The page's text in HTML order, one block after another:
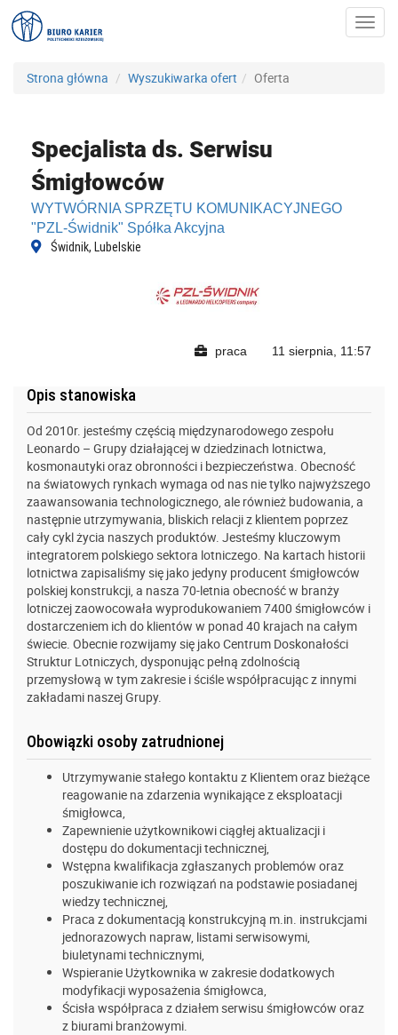
Strona główna Wyszukiwarka ofert Oferta
Specjalista ds. Serwisu
Śmigłowców
WYTWÓRNIA SPRZĘTU KOMUNIKACYJNEGO
"PZL-Świdnik" Spółka Akcyjna
Świdnik, Lubelskie
praca 11 sierpnia, 11:57
Opis stanowiska
Od 2010r. jesteśmy częścią międzynarodowego zespołu
Leonardo – Grupy działającej w dziedzinach lotnictwa,
kosmonautyki oraz obronności i bezpieczeństwa. Obecność
na światowych rynkach wymaga od nas nie tylko najwyższego
zaawansowania technologicznego, ale również budowania, a
następnie utrzymywania, bliskich relacji z klientem poprzez
cały cykl życia naszych produktów. Jesteśmy kluczowym
integratorem polskiego sektora lotniczego. Na kartach historii
lotnictwa zapisaliśmy się jako jedyny producent śmigłowców
polskiej konstrukcji, a nasza 70-letnia obecność w branży
lotniczej zaowocowała wyprodukowaniem 7400 śmigłowców i
dostarczeniem ich do klientów w ponad 40 krajach na całym
świecie. Obecnie rozwijamy się jako Centrum Doskonałości
Struktur Lotniczych, dysponując pełną zdolnością
przemysłową w tym zakresie i ściśle współpracując z innymi
zakładami naszej Grupy.
Obowiązki osoby zatrudnionej
Utrzymywanie stałego kontaktu z Klientem oraz bieżące
reagowanie na zdarzenia wynikające z eksploatacji
śmigłowca,
Zapewnienie użytkownikowi ciągłej aktualizacji i
dostępu do dokumentacji technicznej,
Wstępna kwalifikacja zgłaszanych problemów oraz
poszukiwanie ich rozwiązań na podstawie posiadanej
wiedzy technicznej,
Praca z dokumentacją konstrukcyjną m.in. instrukcjami
jednorazowych napraw, listami serwisowymi,
biuletynami technicznymi,
Wspieranie Użytkownika w zakresie dodatkowych
modyfikacji wyposażenia śmigłowca,
Ścisła współpraca z działem serwisu śmigłowców oraz
z biurami branżowymi.